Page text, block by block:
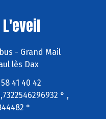
- Grand Mail
lès Dax
41 40 42
° ,
°